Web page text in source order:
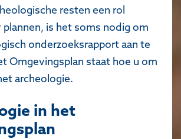
resten een rol
plannen, is het soms nodig om
onderzoeksrapport aan te
Omgevingsplan staat hoe u om
archeologie.
in het